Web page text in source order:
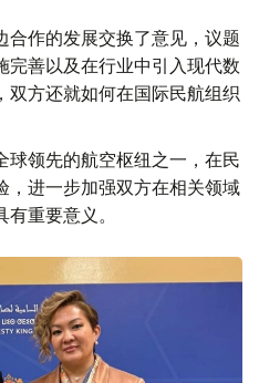
合作的发展交换了意见，议题
完善以及在行业中引入现代数
双方还就如何在国际民航组织
球领先的航空枢纽之一，在民
，进一步加强双方在相关领域
重要意义。